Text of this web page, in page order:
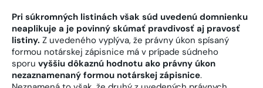
Pri súkromných listinách však súd uvedenú domnienku
neaplikuje a je povinný skúmať pravdivosť aj pravosť
listiny. Z uvedeného vyplýva, že právny úkon spísaný
formou notárskej zápisnice má v prípade súdneho
sporu vyššiu dôkaznú hodnotu ako právny úkon
nezaznamenaný formou notárskej zápisnice.